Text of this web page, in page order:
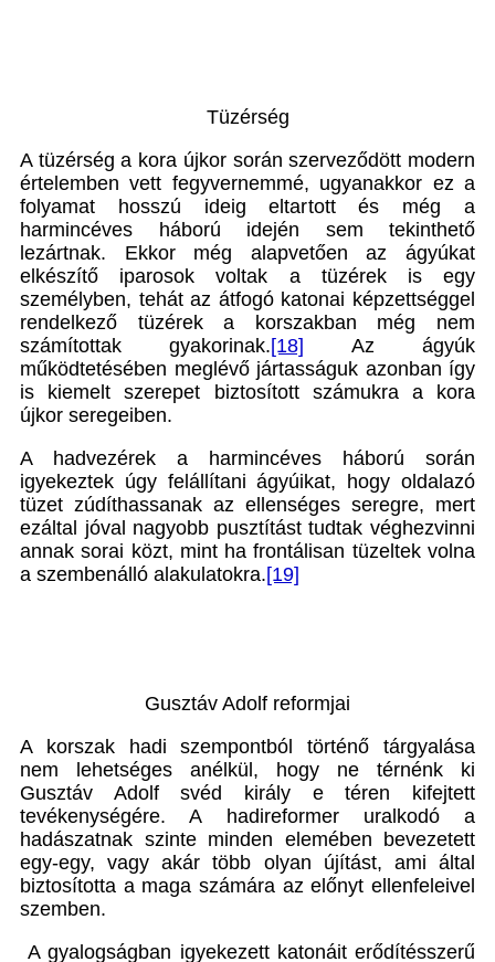
Tüzérség
A tüzérség a kora újkor során szerveződött modern
értelemben vett fegyvernemmé, ugyanakkor ez a
folyamat hosszú ideig eltartott és még a
harmincéves háború idején sem tekinthető
lezártnak. Ekkor még alapvetően az ágyúkat
elkészítő iparosok voltak a tüzérek is egy
személyben, tehát az átfogó katonai képzettséggel
rendelkező tüzérek a korszakban még nem
számítottak gyakorinak.[18]
Az ágyúk
működtetésében meglévő jártasságuk azonban így
is kiemelt szerepet biztosított számukra a kora
újkor seregeiben.
A hadvezérek a harmincéves háború során
igyekeztek úgy felállítani ágyúikat, hogy oldalazó
tüzet zúdíthassanak az ellenséges seregre, mert
ezáltal jóval nagyobb pusztítást tudtak véghezvinni
annak sorai közt, mint ha frontálisan tüzeltek volna
a szembenálló alakulatokra.[19]
Gusztáv Adolf reformjai
A korszak hadi szempontból történő tárgyalása
nem lehetséges anélkül, hogy ne térnénk ki
Gusztáv Adolf svéd király e téren kifejtett
tevékenységére. A hadireformer uralkodó a
hadászatnak szinte minden elemében bevezetett
egy-egy, vagy akár több olyan újítást, ami által
biztosította a maga számára az előnyt ellenfeleivel
szemben.
A gyalogságban igyekezett katonáit erődítésszerű